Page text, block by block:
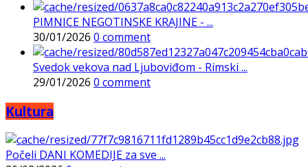
PIMNICE NEGOTINSKE KRAJINE - ...
30/01/2026 0 comment
Svedok vekova nad Ljuboviđom - Rimski ...
29/01/2026 0 comment
Kultura
Počeli DANI KOMEDIJE za sve ...